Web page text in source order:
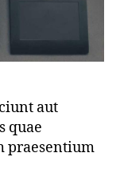
aut
quae
praesentium